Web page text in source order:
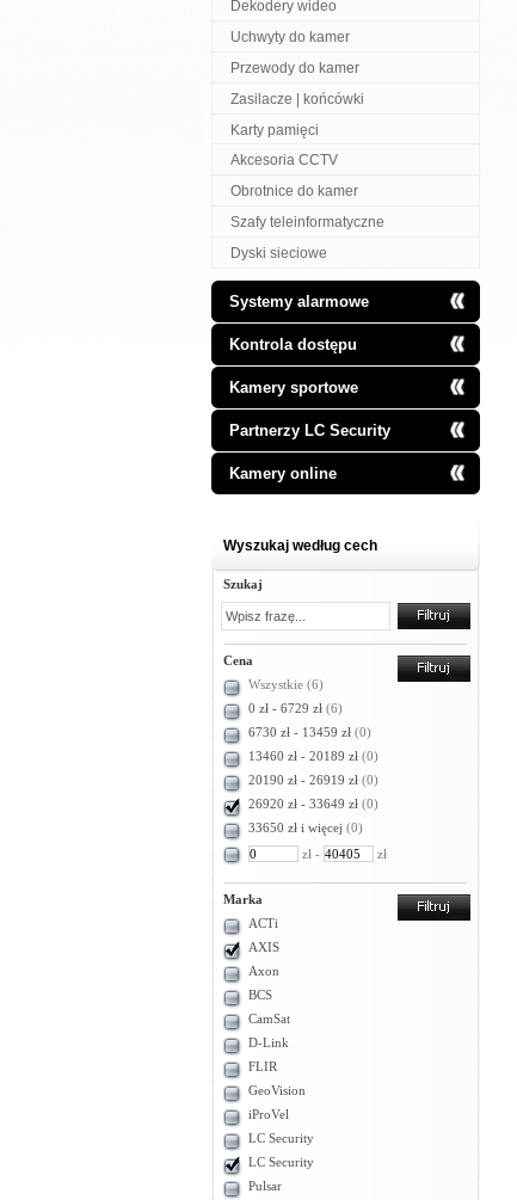
Dekodery wideo
Uchwyty do kamer
Przewody do kamer
Zasilacze | końcówki
Karty pamięci
Akcesoria CCTV
Obrotnice do kamer
Szafy teleinformatyczne
Dyski sieciowe
Systemy alarmowe
Kontrola dostępu
Kamery sportowe
Partnerzy LC Security
Kamery online
Wyszukaj według cech
Szukaj
Cena
Wszystkie (6)
0 zł - 6729 zł (6)
6730 zł - 13459 zł (0)
13460 zł - 20189 zł (0)
20190 zł - 26919 zł (0)
26920 zł - 33649 zł (0)
33650 zł i więcej (0)
zł -
zł
Marka
ACTi
AXIS
Axon
BCS
CamSat
D-Link
FLIR
GeoVision
iProVel
LC Security
LC Security
Pulsar